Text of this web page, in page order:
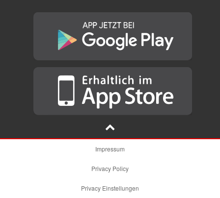
Impressum
Privacy Policy
Privacy Einstellungen